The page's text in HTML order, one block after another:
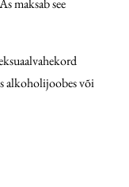
alkoholijoobes või